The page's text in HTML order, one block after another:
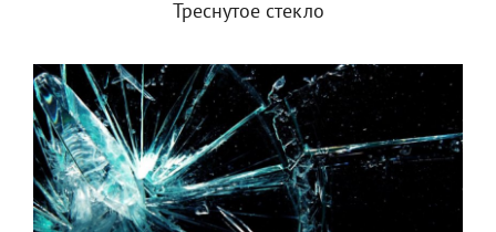
Треснутое стекло